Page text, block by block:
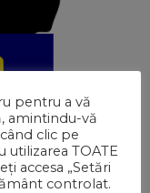
pentru a vă
amintindu-vă
clic pe
utilizarea TOATE
accesa „Setări
controlat.